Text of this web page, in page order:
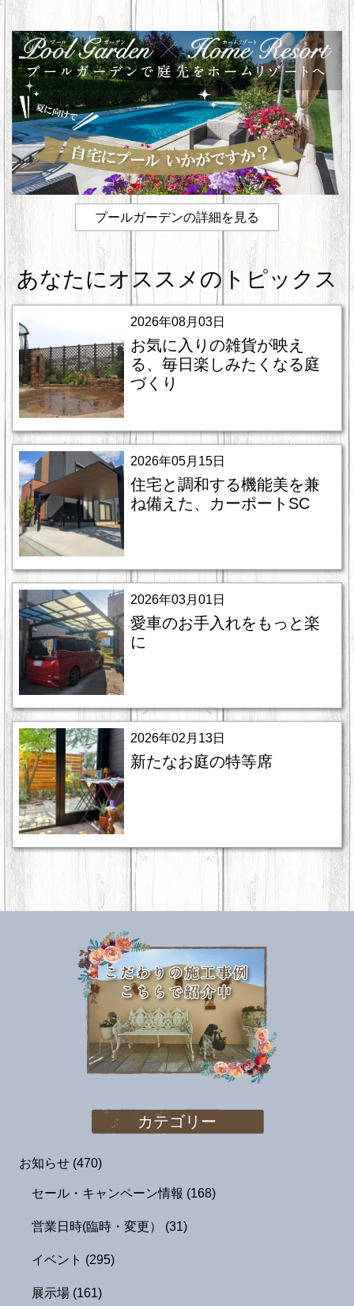
k
プールガーデンの詳細を見る
あなたにオススメのトピックス
2026年08月03日
お気に入りの雑貨が映え
る、毎日楽しみたくなる庭
づくり
2026年05月15日
住宅と調和する機能美を兼
ね備えた、カーポートSC
2026年03月01日
愛車のお手入れをもっと楽
に
2026年02月13日
新たなお庭の特等席
カテゴリー
お知らせ (470)
セール・キャンペーン情報 (168)
営業日時(臨時・変更） (31)
イベント (295)
展示場 (161)